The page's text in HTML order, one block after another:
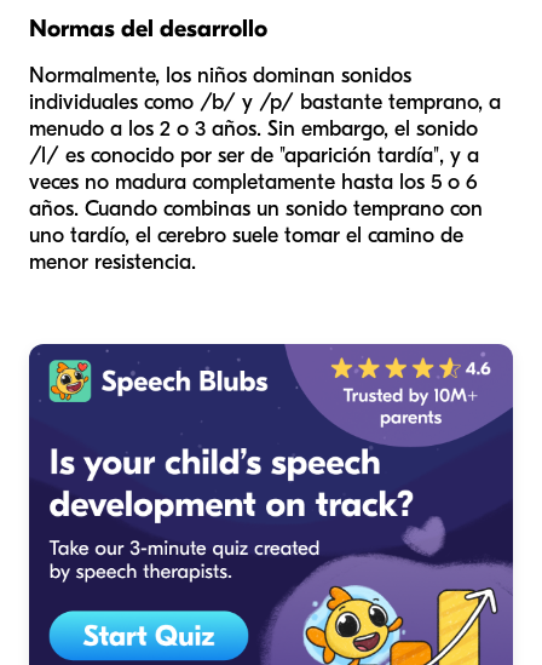
Normas del desarrollo
Normalmente, los niños dominan sonidos
individuales como /b/ y /p/ bastante temprano, a
menudo a los 2 o 3 años. Sin embargo, el sonido
/l/ es conocido por ser de "aparición tardía", y a
veces no madura completamente hasta los 5 o 6
años. Cuando combinas un sonido temprano con
uno tardío, el cerebro suele tomar el camino de
menor resistencia.